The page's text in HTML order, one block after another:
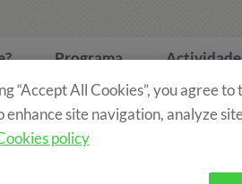
Programa
bosque de
de verano
“Accept All Cookies”, you agree
enhance site navigation, analyze
policy